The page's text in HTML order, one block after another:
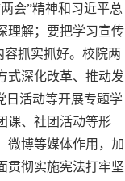
会”精神和习近平总
理解；要把学习宣传
容抓实抓好。校院两
式深化改革、推动发
日活动等开展专题学
课、社团活动等形
微博等媒体作用，加
贯彻实施宪法打牢坚